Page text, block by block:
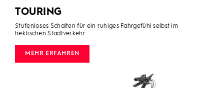
TOURING
Stufenloses Schalten für ein ruhiges Fahrgefühl selbst im
hektischen Stadtverkehr.
MEHR ERFAHREN